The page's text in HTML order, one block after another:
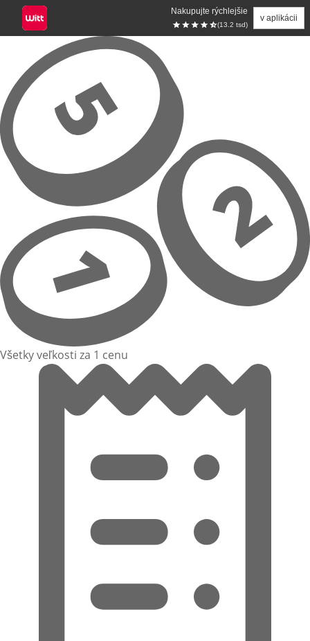
Nakupujte rýchlejšie
(13.2 tsd)
v aplikácii
Prejsť na hlavný obsah
Všetky veľkosti za 1 cenu